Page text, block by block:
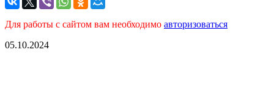
Для работы с сайтом вам необходимо авторизоваться
05.10.2024